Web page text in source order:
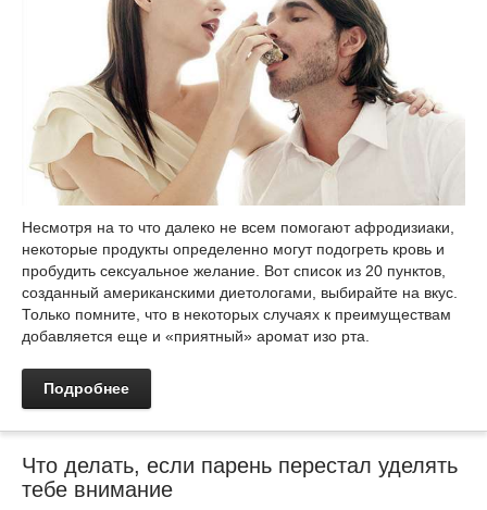
Несмотря на то что далеко не всем помогают афродизиаки,
некоторые продукты определенно могут подогреть кровь и
пробудить сексуальное желание. Вот список из 20 пунктов,
созданный американскими диетологами, выбирайте на вкус.
Только помните, что в некоторых случаях к преимуществам
добавляется еще и «приятный» аромат изо рта.
Подробнее
Что делать, если парень перестал уделять
тебе внимание